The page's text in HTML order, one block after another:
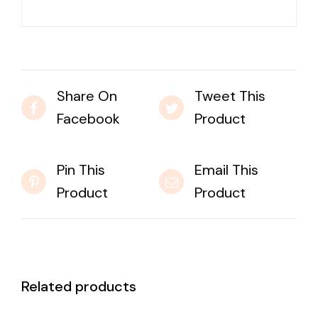
Share On
Facebook
Tweet This
Product
Pin This
Product
Email This
Product
Related products